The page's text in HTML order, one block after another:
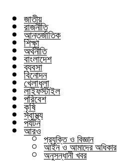
জাতীয়
রাজনীতি
আন্তর্জাতিক
শিক্ষা
অর্থনীতি
বাংলাদেশ
ব্যবসা
বিনোদন
খেলাধূলা
লাইফস্টাইল
পরিবেশ
কৃষি
স্বাস্থ্য
পর্যটন
আরও
প্রযুক্তি ও বিজ্ঞান
আইন ও আমাদের অধিকার
অনুসন্ধানী খবর